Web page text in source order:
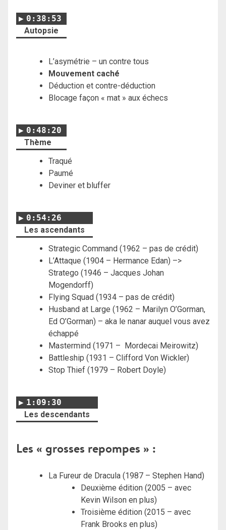
0:38:53
Autopsie
L’asymétrie – un contre tous
Mouvement caché
Déduction et contre-déduction
Blocage façon « mat » aux échecs
0:48:20
Thème
Traqué
Paumé
Deviner et bluffer
0:54:26
Les ascendants
Strategic Command (1962 – pas de crédit)
L’Attaque (1904 – Hermance Edan) –>
Stratego (1946 – Jacques Johan
Mogendorff)
Flying Squad (1934 – pas de crédit)
Husband at Large (1962 – Marilyn O’Gorman,
Ed O’Gorman) – aka le nanar auquel vous avez
échappé
Mastermind (1971 – Mordecai Meirowitz)
Battleship (1931 – Clifford Von Wickler)
Stop Thief (1979 – Robert Doyle)
1:09:30
Les descendants
Les « grosses repompes » :
La Fureur de Dracula (1987 – Stephen Hand)
Deuxième édition (2005 – avec
Kevin Wilson en plus)
Troisième édition (2015 – avec
Frank Brooks en plus)